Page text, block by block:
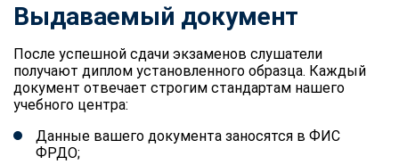
Выдаваемый документ
После успешной сдачи экзаменов слушатели
получают диплом установленного образца. Каждый
документ отвечает строгим стандартам нашего
учебного центра:
Данные вашего документа заносятся в ФИС
ФРДО;